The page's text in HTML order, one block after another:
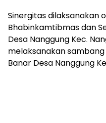
Sinergitas dilaksanakan
Bhabinkamtibmas dan
Desa Nanggung Kec.
melaksanakan
Banar Desa Nanggung